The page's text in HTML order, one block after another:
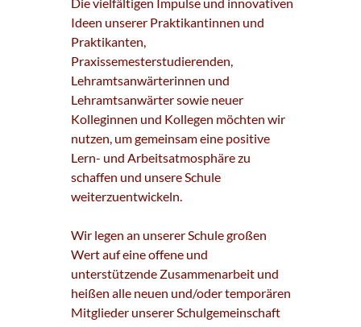
Ideen unserer Praktikantinnen und
Praktikanten,
Praxissemesterstudierenden,
Lehramtsanwärterinnen und
Lehramtsanwärter sowie neuer
Kolleginnen und Kollegen möchten wir
nutzen, um gemeinsam eine positive
Lern- und Arbeitsatmosphäre zu
schaffen und unsere Schule
weiterzuentwickeln.
Wir legen an unserer Schule großen
Wert auf eine offene und
unterstützende Zusammenarbeit und
heißen alle neuen und/oder temporären
Mitglieder unserer Schulgemeinschaft